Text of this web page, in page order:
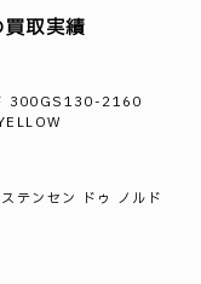
買取実績
300GS130-2160
ンセン ドゥ ノルド